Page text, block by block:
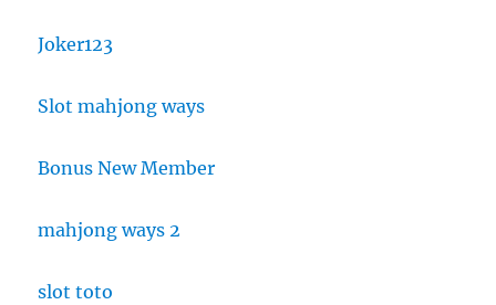
Joker123
Slot mahjong ways
Bonus New Member
mahjong ways 2
slot toto